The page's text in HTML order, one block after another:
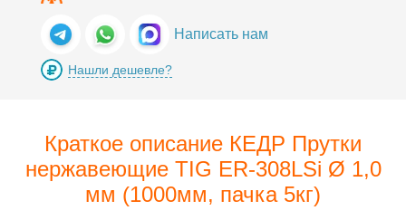
Написать нам
Нашли дешевле?
Краткое описание КЕДР Прутки
нержавеющие TIG ER-308LSi Ø 1,0
мм (1000мм, пачка 5кг)